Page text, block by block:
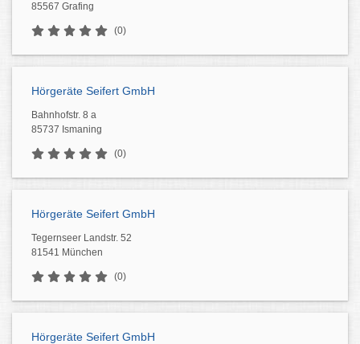
85567 Grafing
(0)
Hörgeräte Seifert GmbH
Bahnhofstr. 8 a
85737 Ismaning
(0)
Hörgeräte Seifert GmbH
Tegernseer Landstr. 52
81541 München
(0)
Hörgeräte Seifert GmbH